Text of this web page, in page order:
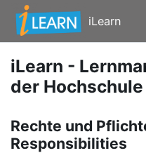
Zum Hauptinhalt
iLearn
iLearn -
der
Rechte und
Responsibilities